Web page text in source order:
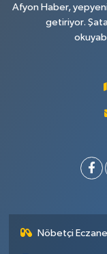
Afyon Haber,
getiriyor.
Nöbetçi